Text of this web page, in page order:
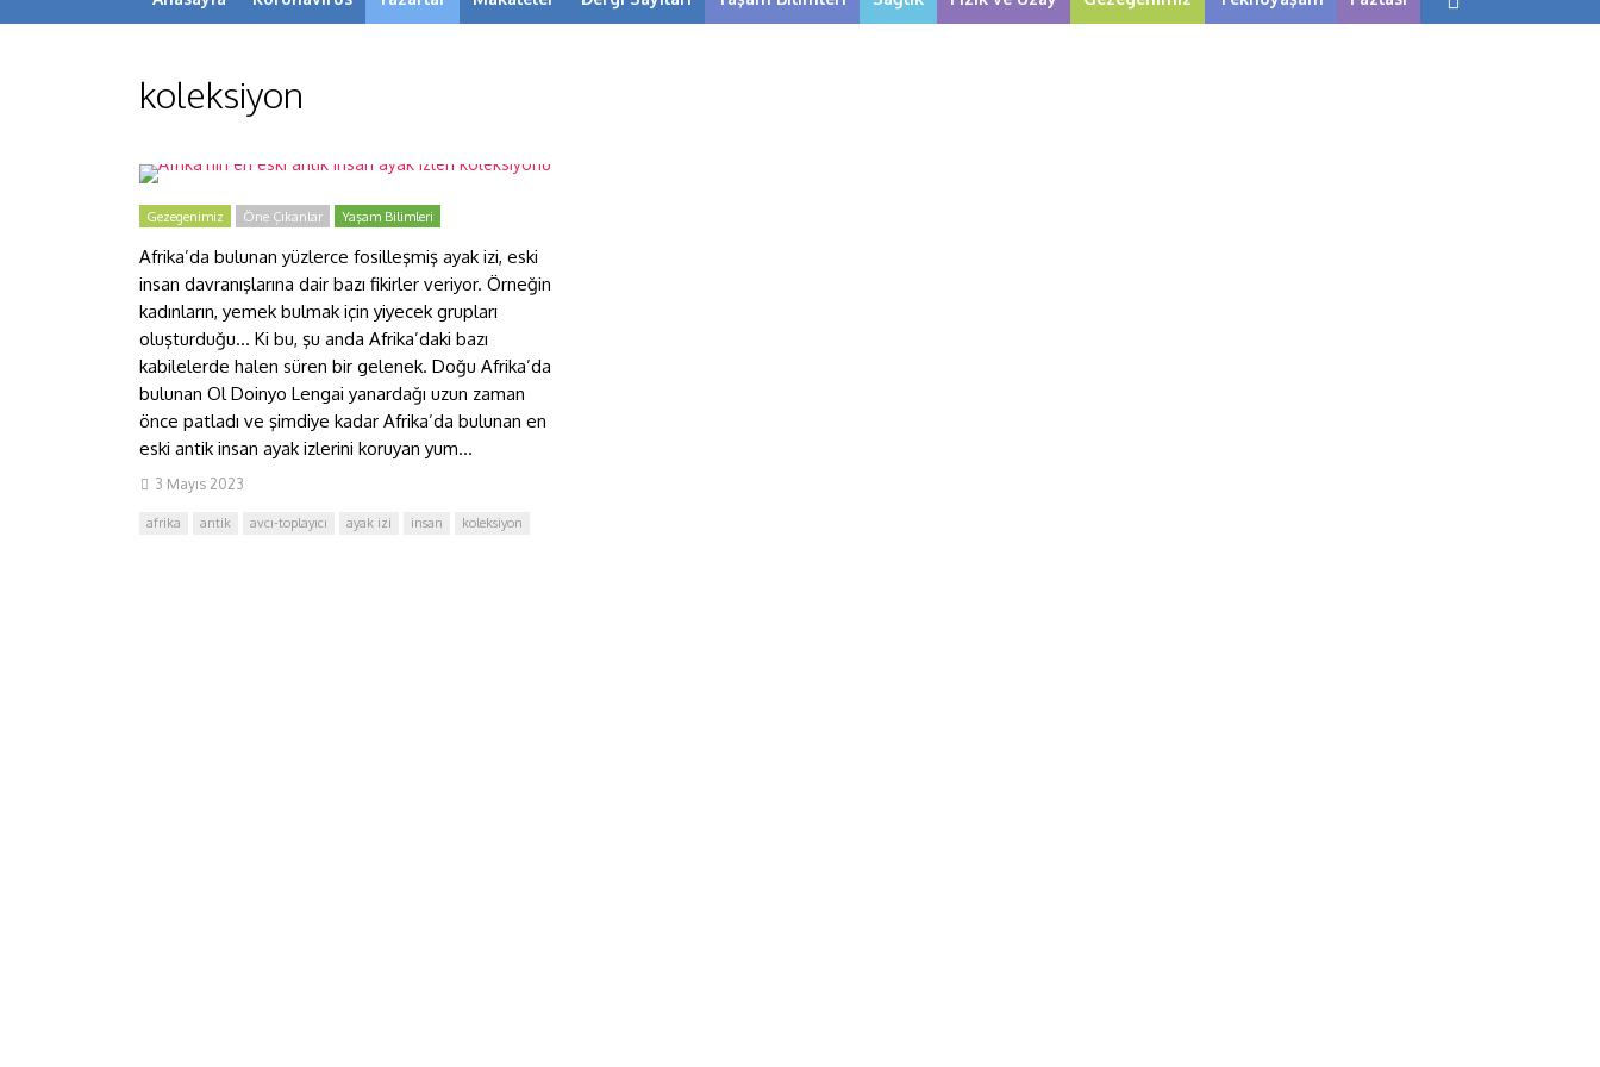
koleksiyon
Afrika’nın en eski antik insan
Gezegenimiz Öne Çıkanlar Yaşam Bilimleri
Afrika’da bulunan yüzlerce fosilleşmiş ayak izi, eski
insan davranışlarına dair bazı fikirler veriyor. Örneğin
kadınların, yemek bulmak için yiyecek grupları
oluşturduğu… Ki bu, şu anda Afrika’daki bazı
kabilelerde halen süren bir gelenek. Doğu Afrika’da
bulunan Ol Doinyo Lengai yanardağı uzun zaman
önce patladı ve şimdiye kadar Afrika’da bulunan en
eski antik insan ayak izlerini koruyan yum...
3 Mayıs 2023
afrika antik avcı-toplayıcı ayak izi insan koleksiyon